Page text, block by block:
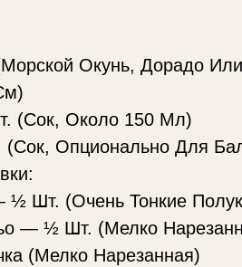
Окунь, Дорадо
(Сок, Около 150 Мл)
Опционально Для
½ Шт. (Очень Тонкие
— ½ Шт. (Мелко
(Мелко Нарезанная)